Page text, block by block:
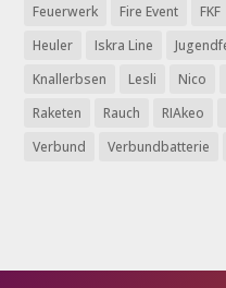
Feuerwerk
Fire Event FKF
Heuler
Iskra Line
Knallerbsen
Lesli Nico
Raketen
Rauch RIAkeo
Verbund
Verbundbatterie